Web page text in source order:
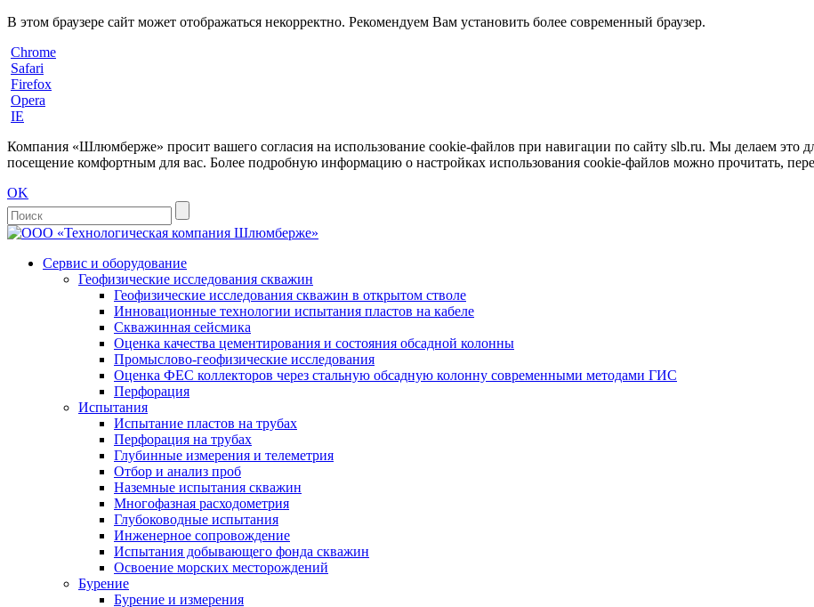
В этом браузере сайт может отображаться некорректно. Рекомендуем Вам установить более современный браузер.
Chrome
Safari
Firefox
Opera
IE
Компания «Шлюмберже» просит вашего согласия на использование cookie-файлов при навигации по сайту slb.ru. Мы делаем это
посещение комфортным для вас. Более подробную информацию о настройках использования cookie-файлов можно прочитать,
OK
Сервис и оборудование
Геофизические исследования скважин
Геофизические исследования скважин в открытом стволе
Инновационные технологии испытания пластов на кабеле
Скважинная сейсмика
Оценка качества цементирования и состояния обсадной колонны
Промыслово-геофизические исследования
Оценка ФЕС коллекторов через стальную обсадную колонну современными методами ГИС
Перфорация
Испытания
Испытание пластов на трубах
Перфорация на трубах
Глубинные измерения и телеметрия
Отбор и анализ проб
Наземные испытания скважин
Многофазная расходометрия
Глубоководные испытания
Инженерное сопровождение
Испытания добывающего фонда скважин
Освоение морских месторождений
Бурение
Бурение и измерения